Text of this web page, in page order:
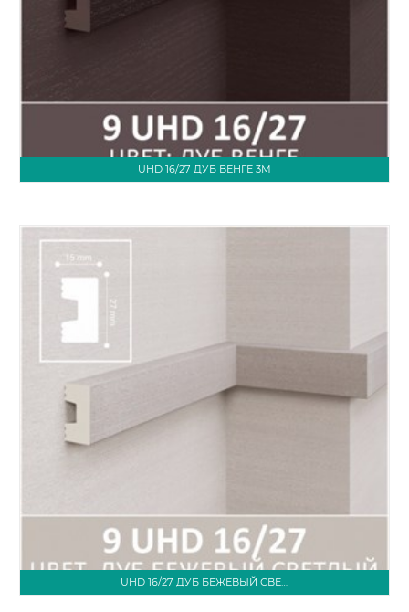
UHD 16/27 ДУБ ВЕНГЕ 3М
UHD 16/27 ДУБ БЕЖЕВЫЙ СВЕТЛЫЙ 3М